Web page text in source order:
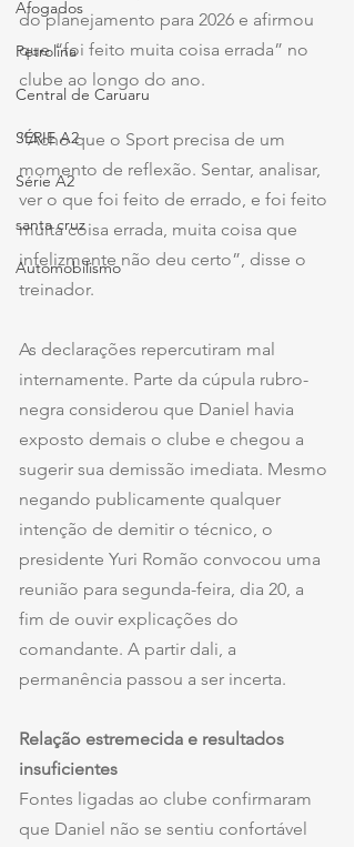
Afogados
Petrolina
Central de Caruaru
SÉRIE A2
Série A2
santa cruz
Automobilismo
do planejamento para 2026 e afirmou
que “foi feito muita coisa errada” no
clube ao longo do ano.
“Acho que o Sport precisa de um
momento de reflexão. Sentar, analisar,
ver o que foi feito de errado, e foi feito
muita coisa errada, muita coisa que
infelizmente não deu certo”, disse o
treinador.
As declarações repercutiram mal
internamente. Parte da cúpula rubro-
negra considerou que Daniel havia
exposto demais o clube e chegou a
sugerir sua demissão imediata. Mesmo
negando publicamente qualquer
intenção de demitir o técnico, o
presidente Yuri Romão convocou uma
reunião para segunda-feira, dia 20, a
fim de ouvir explicações do
comandante. A partir dali, a
permanência passou a ser incerta.
Relação estremecida e resultados
insuficientes
Fontes ligadas ao clube confirmaram
que Daniel não se sentiu confortável